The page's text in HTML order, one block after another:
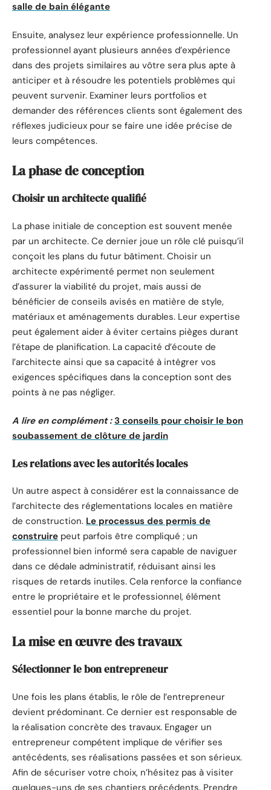
salle de bain élégante
Ensuite, analysez leur expérience professionnelle. Un
professionnel ayant plusieurs années d’expérience
dans des projets similaires au vôtre sera plus apte à
anticiper et à résoudre les potentiels problèmes qui
peuvent survenir. Examiner leurs portfolios et
demander des références clients sont également des
réflexes judicieux pour se faire une idée précise de
leurs compétences.
La phase de conception
Choisir un architecte qualifié
La phase initiale de conception est souvent menée
par un architecte. Ce dernier joue un rôle clé puisqu’il
conçoit les plans du futur bâtiment. Choisir un
architecte expérimenté permet non seulement
d’assurer la viabilité du projet, mais aussi de
bénéficier de conseils avisés en matière de style,
matériaux et aménagements durables. Leur expertise
peut également aider à éviter certains pièges durant
l’étape de planification. La capacité d’écoute de
l’architecte ainsi que sa capacité à intégrer vos
exigences spécifiques dans la conception sont des
points à ne pas négliger.
A lire en complément : 3 conseils pour choisir le bon
soubassement de clôture de jardin
Les relations avec les autorités locales
Un autre aspect à considérer est la connaissance de
l’architecte des réglementations locales en matière
de construction. Le processus des permis de
construire peut parfois être compliqué ; un
professionnel bien informé sera capable de naviguer
dans ce dédale administratif, réduisant ainsi les
risques de retards inutiles. Cela renforce la confiance
entre le propriétaire et le professionnel, élément
essentiel pour la bonne marche du projet.
La mise en œuvre des travaux
Sélectionner le bon entrepreneur
Une fois les plans établis, le rôle de l’entrepreneur
devient prédominant. Ce dernier est responsable de
la réalisation concrète des travaux. Engager un
entrepreneur compétent implique de vérifier ses
antécédents, ses réalisations passées et son sérieux.
Afin de sécuriser votre choix, n’hésitez pas à visiter
quelques-uns de ses chantiers précédents. Prendre